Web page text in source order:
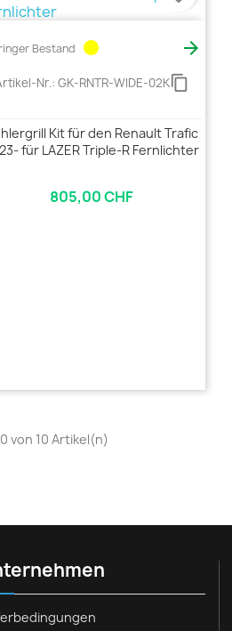
Bestand circle 
Nr.: GK-RNTR-WIDE-02Kcontent_copy
Kit für den Renault Trafic
für LAZER Triple-R Fernlichter
805,00 CHF
von 10 Artikel(n)